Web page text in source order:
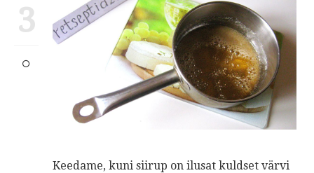
3
Keedame, kuni siirup on ilusat kuldset värvi